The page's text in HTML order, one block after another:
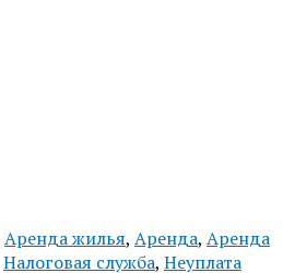
Аренда жилья, Аренда, Аренда
Налоговая служба, Неуплата